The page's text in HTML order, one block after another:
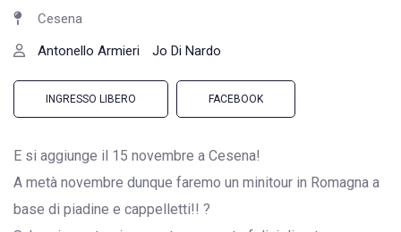
Cesena
Antonello Armieri
Jo Di Nardo
INGRESSO LIBERO FACEBOOK
E si aggiunge il 15 novembre a Cesena!
A metà novembre dunque faremo un minitour in Romagna a
base di piadine e cappelletti!! ?